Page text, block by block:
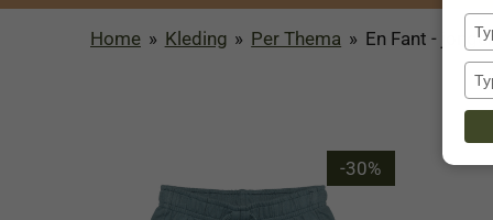
Home » Kleding » Per Thema » En Fant -
-30%